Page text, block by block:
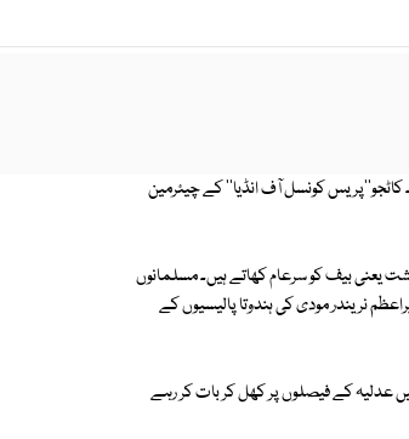
کونسل آف انڈیا'' کے چیئرمین
یعنی بیف کو سرعام کھاتے ہیں۔ مسلمانوں
نریندر مودی کی ہندوتا پالیسیوں کے
عدلیہ کے فیصلوں پر کھل کر بات کر رہے